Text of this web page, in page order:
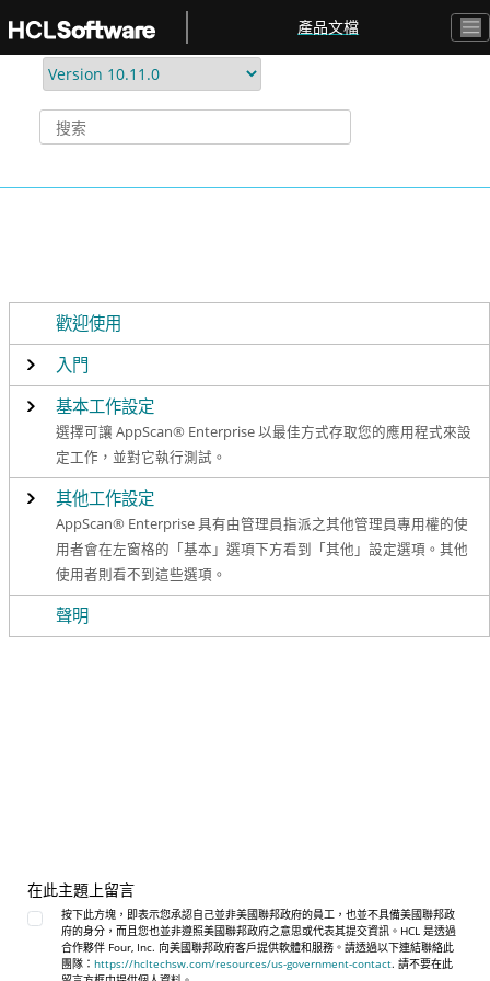
產品文檔
歡迎使用
入門
基本工作設定
選擇可讓 AppScan® Enterprise 以最佳方式存取您的應用程式來設
定工作，並對它執行測試。
其他工作設定
AppScan® Enterprise 具有由管理員指派之其他管理員專用權的使
用者會在左窗格的「基本」選項下方看到「其他」設定選項。其他
使用者則看不到這些選項。
聲明
在此主題上留言
按下此方塊，即表示您承認自己並非美國聯邦政府的員工，也並不具備美國聯邦政
府的身分，而且您也並非遵照美國聯邦政府之意思或代表其提交資訊。HCL 是透過
合作夥伴 Four, Inc. 向美國聯邦政府客戶提供軟體和服務。請透過以下連結聯絡此
團隊： https://hcltechsw.com/resources/us-government-contact. 請不要在此